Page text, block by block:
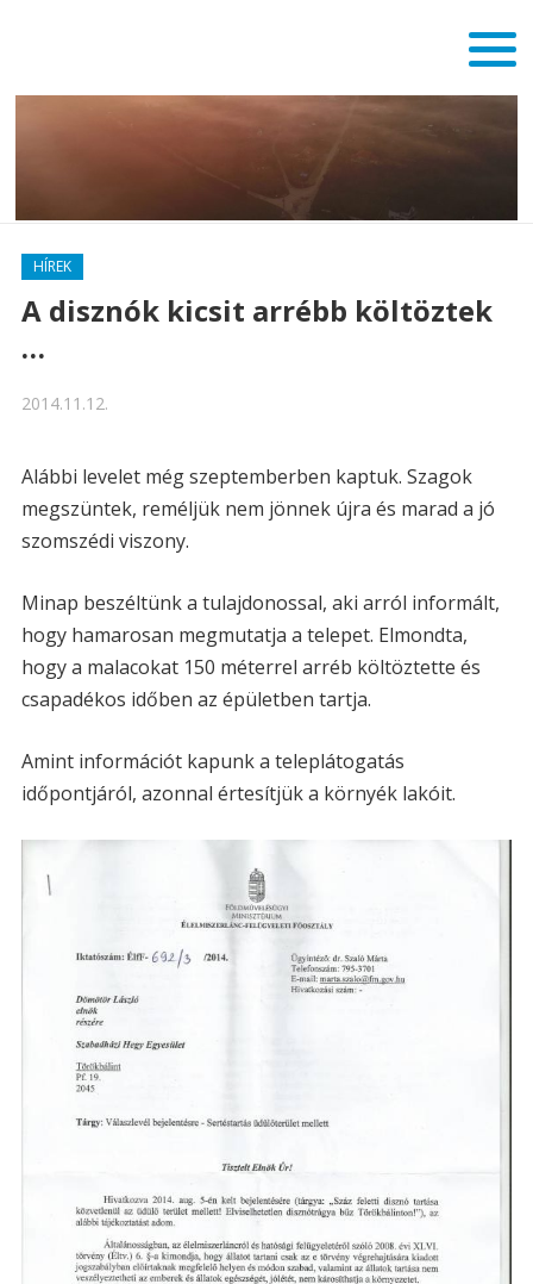
HÍREK
A disznók kicsit arrébb költöztek
…
2014.11.12.
Alábbi levelet még szeptemberben kaptuk. Szagok
megszüntek, reméljük nem jönnek újra és marad a jó
szomszédi viszony.
Minap beszéltünk a tulajdonossal, aki arról informált,
hogy hamarosan megmutatja a telepet. Elmondta,
hogy a malacokat 150 méterrel arréb költöztette és
csapadékos időben az épületben tartja.
Amint információt kapunk a teleplátogatás
időpontjáról, azonnal értesítjük a környék lakóit.